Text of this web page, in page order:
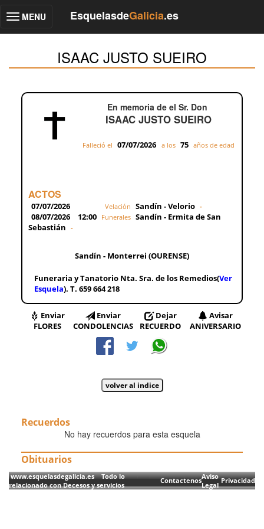
Toggle
MENU EsquelasdeGalicia.es
ISAAC JUSTO SUEIRO
En memoria de el Sr. Don
ISAAC JUSTO SUEIRO
Falleció el 07/07/2026 a los 75 años de edad
ACTOS
07/07/2026 Velación Sandín - Velorio -
08/07/2026 12:00 Funerales Sandín - Ermita de San
Sebastián -
Sandín - Monterrei (OURENSE)
Funeraria y Tanatorio Nta. Sra. de los Remedios(Ver
Esquela). T. 659 664 218
Enviar
FLORES
Enviar
CONDOLENCIAS
Dejar
RECUERDO
Avisar
ANIVERSARIO
Recuerdos
No hay recuerdos para esta esquela
Obituarios
www.esquelasdegalicia.es Todo lo
relacionado con Decesos y servicios
ContactenosAviso
Legal
Privacidad